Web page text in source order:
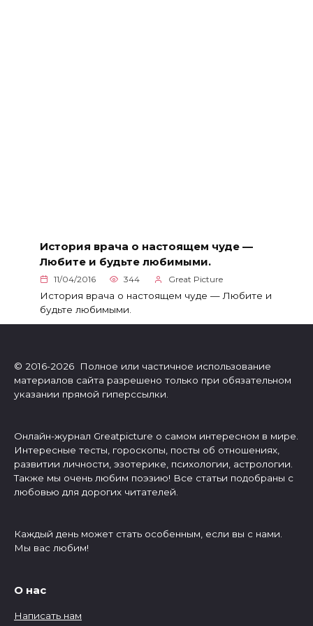
История врача о настоящем чуде —
Любите и будьте любимыми.
11/04/2016 344 Great Picture
История врача о настоящем чуде — Любите и
будьте любимыми.
© 2016-2026 Полное или частичное использование
материалов сайта разрешено только при обязательном
указании прямой гиперссылки.
Онлайн-журнал Greatpicture о самом интересном в мире.
Интересные тесты, гороскопы, посты об отношениях,
развитии личности, эзотерике, психологии, астрологии.
Также мы очень любим поэзию! Все статьи подобраны с
любовью для дорогих читателей.
Каждый день может стать особенным, если вы с нами.
Мы вас любим!
О нас
Написать нам